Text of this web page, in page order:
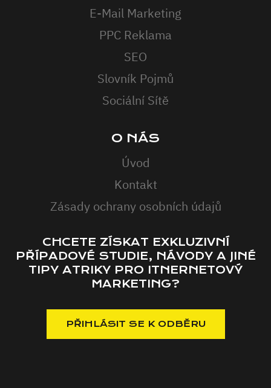
E-Mail Marketing
PPC Reklama
SEO
Slovník Pojmů
Sociální Sítě
O NÁS
Úvod
Kontakt
Zásady ochrany osobních údajů
CHCETE ZÍSKAT EXKLUZIVNÍ
PŘÍPADOVÉ STUDIE, NÁVODY A JINÉ
TIPY ATRIKY PRO ITNERNETOVÝ
MARKETING?